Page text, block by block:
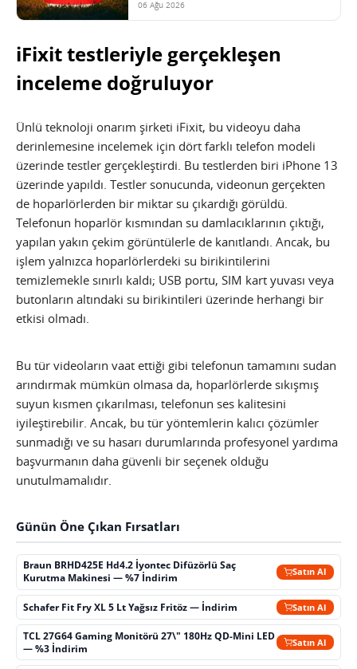
06 Ağu 2026
iFixit testleriyle gerçekleşen
inceleme doğruluyor
Ünlü teknoloji onarım şirketi iFixit, bu videoyu daha
derinlemesine incelemek için dört farklı telefon modeli
üzerinde testler gerçekleştirdi. Bu testlerden biri iPhone 13
üzerinde yapıldı. Testler sonucunda, videonun gerçekten
de hoparlörlerden bir miktar su çıkardığı görüldü.
Telefonun hoparlör kısmından su damlacıklarının çıktığı,
yapılan yakın çekim görüntülerle de kanıtlandı. Ancak, bu
işlem yalnızca hoparlörlerdeki su birikintilerini
temizlemekle sınırlı kaldı; USB portu, SIM kart yuvası veya
butonların altındaki su birikintileri üzerinde herhangi bir
etkisi olmadı.
Bu tür videoların vaat ettiği gibi telefonun tamamını sudan
arındırmak mümkün olmasa da, hoparlörlerde sıkışmış
suyun kısmen çıkarılması, telefonun ses kalitesini
iyileştirebilir. Ancak, bu tür yöntemlerin kalıcı çözümler
sunmadığı ve su hasarı durumlarında profesyonel yardıma
başvurmanın daha güvenli bir seçenek olduğu
unutulmamalıdır.
Günün Öne Çıkan Fırsatları
Braun BRHD425E Hd4.2 İyontec Difüzörlü Saç
Kurutma Makinesi — %7 İndirim
Satın Al
Schafer Fit Fry XL 5 Lt Yağsız Fritöz — İndirim Satın Al
TCL 27G64 Gaming Monitörü 27\" 180Hz QD-Mini LED
— %3 İndirim
Satın Al